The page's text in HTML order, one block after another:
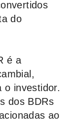
do
é a
o investidor.
dos BDRs
ao